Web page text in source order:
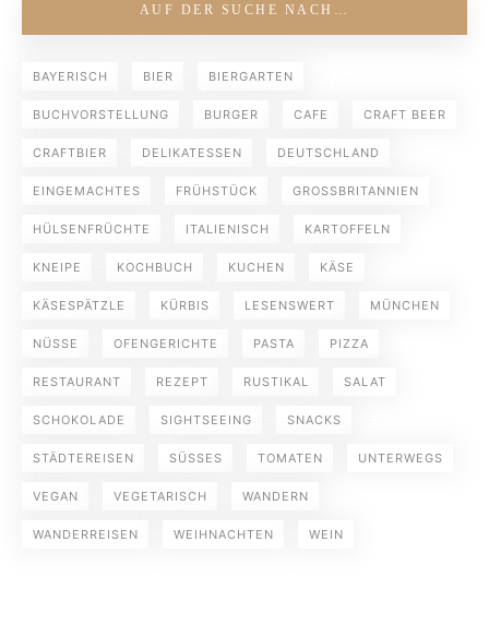
AUF DER SUCHE NACH…
BAYERISCH BIER BIERGARTEN
BUCHVORSTELLUNG BURGER CAFE CRAFT BEER
CRAFTBIER DELIKATESSEN DEUTSCHLAND
EINGEMACHTES FRÜHSTÜCK GROSSBRITANNIEN
HÜLSENFRÜCHTE ITALIENISCH KARTOFFELN
KNEIPE KOCHBUCH KUCHEN KÄSE
KÄSESPÄTZLE KÜRBIS LESENSWERT MÜNCHEN
NÜSSE OFENGERICHTE PASTA PIZZA
RESTAURANT REZEPT RUSTIKAL SALAT
SCHOKOLADE SIGHTSEEING SNACKS
STÄDTEREISEN SÜSSES TOMATEN UNTERWEGS
VEGAN VEGETARISCH WANDERN
WANDERREISEN WEIHNACHTEN WEIN